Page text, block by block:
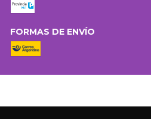
FORMAS DE ENVÍO